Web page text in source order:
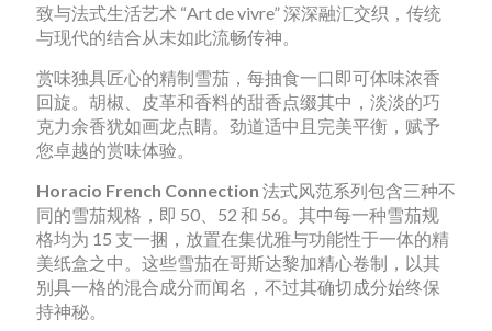
致与法式生活艺术 “Art de vivre” 深深融汇交织，传统
与现代的结合从未如此流畅传神。
赏味独具匠心的精制雪茄，每抽食一口即可体味浓香
回旋。胡椒、皮革和香料的甜香点缀其中，淡淡的巧
克力余香犹如画龙点睛。劲道适中且完美平衡，赋予
您卓越的赏味体验。
Horacio French Connection 法式风范系列包含三种不
同的雪茄规格，即 50、52 和 56。其中每一种雪茄规
格均为 15 支一捆，放置在集优雅与功能性于一体的精
美纸盒之中。这些雪茄在哥斯达黎加精心卷制，以其
别具一格的混合成分而闻名，不过其确切成分始终保
持神秘。